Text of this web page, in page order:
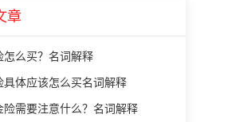
章
怎么买？名词解释
具体应该怎么买名词解释
险需要注意什么？名词解释